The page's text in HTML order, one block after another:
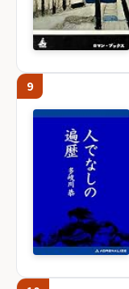
9